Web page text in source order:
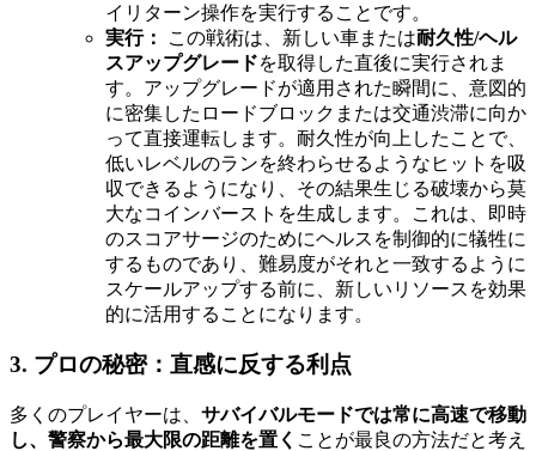
イリターン操作を実行することです。
実行：
この戦術は、新しい車または耐久性/ヘル
スアップグレードを取得した直後に実行されま
す。アップグレードが適用された瞬間に、意図的
に密集したロードブロックまたは交通渋滞に向か
って直接運転します。耐久性が向上したことで、
低いレベルのランを終わらせるようなヒットを吸
収できるようになり、その結果生じる破壊から莫
大なコインバーストを生成します。これは、即時
のスコアサージのためにヘルスを制御的に犠牲に
するものであり、難易度がそれと一致するように
スケールアップする前に、新しいリソースを効果
的に活用することになります。
3. プロの秘密：直感に反する利点
多くのプレイヤーは、 サバイバルモードでは常に高速で移動
し、警察から最大限の距離を置く ことが最良の方法だと考え